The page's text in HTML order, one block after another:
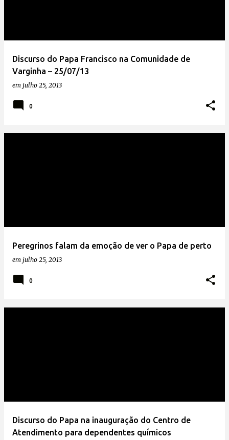
Discurso do Papa Francisco na Comunidade de
Varginha – 25/07/13
em julho 25, 2013
0
Peregrinos falam da emoção de ver o Papa de perto
em julho 25, 2013
0
Discurso do Papa na inauguração do Centro de
Atendimento para dependentes químicos